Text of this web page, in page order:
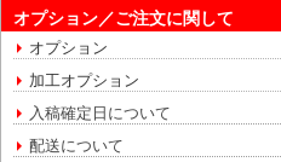
オプション／ご注文に関して
オプション
加工オプション
入稿確定日について
配送について